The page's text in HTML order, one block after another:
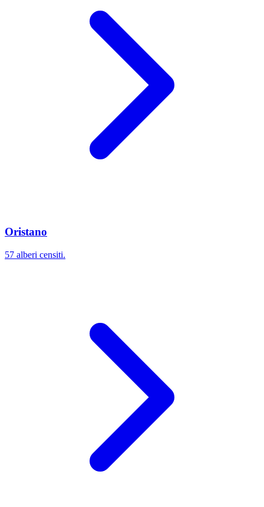
Oristano
57 alberi censiti.